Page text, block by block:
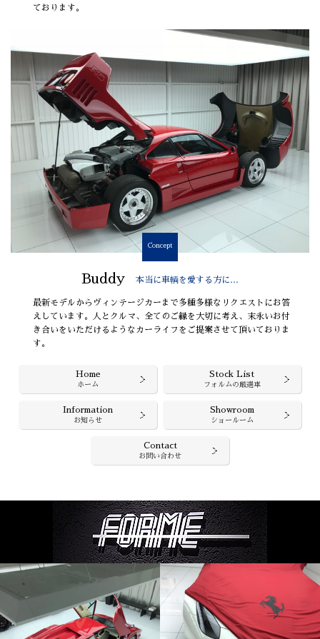
ております。
Concept
Buddy 本当に車輌を愛する方に…
最新モデルからヴィンテージカーまで多種多様なリクエストにお答
えしています。人とクルマ、全てのご縁を大切に考え、末永いお付
き合いをいただけるようなカーライフをご提案させて頂いておりま
す。
Home
ホーム
Stock List
フォルムの厳選車
Information
お知らせ
Showroom
ショールーム
Contact
お問い合わせ